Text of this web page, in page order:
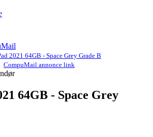
2021 64GB - Space Grey Grade B
CompuMail annonce link
64GB - Space Grey